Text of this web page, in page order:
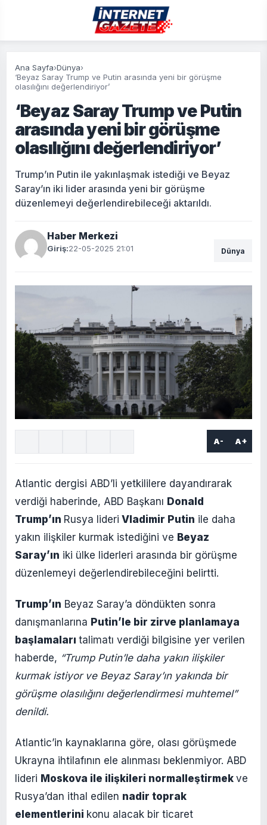
Ana Sayfa›Dünya›
‘Beyaz Saray Trump ve Putin arasında yeni bir görüşme
olasılığını değerlendiriyor’
‘Beyaz Saray Trump ve Putin
arasında yeni bir görüşme
olasılığını değerlendiriyor’
Trump’ın Putin ile yakınlaşmak istediği ve Beyaz
Saray’ın iki lider arasında yeni bir görüşme
düzenlemeyi değerlendirebileceği aktarıldı.
Haber Merkezi
Giriş:22-05-2025 21:01 Dünya
A- A+
Atlantic dergisi ABD’li yetkililere dayandırarak
verdiği haberinde, ABD Başkanı Donald
Trump’ın Rusya lideri Vladimir Putin ile daha
yakın ilişkiler kurmak istediğini ve Beyaz
Saray’ın iki ülke liderleri arasında bir görüşme
düzenlemeyi değerlendirebileceğini belirtti.
Trump’ın Beyaz Saray’a döndükten sonra
danışmanlarına Putin’le bir zirve planlamaya
başlamaları talimatı verdiği bilgisine yer verilen
haberde, “Trump Putin’le daha yakın ilişkiler
kurmak istiyor ve Beyaz Saray’ın yakında bir
görüşme olasılığını değerlendirmesi muhtemel”
denildi.
Atlantic’in kaynaklarına göre, olası görüşmede
Ukrayna ihtilafının ele alınması beklenmiyor. ABD
lideri Moskova ile ilişkileri normalleştirmek ve
Rusya’dan ithal edilen nadir toprak
elementlerini konu alacak bir ticaret